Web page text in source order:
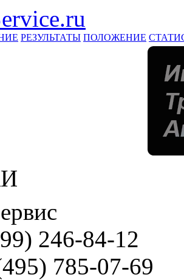
РЕЗУЛЬТАТЫ ПОЛОЖЕНИЕ
246-84-12
785-07-69